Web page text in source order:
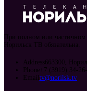
При полном или
Норильск ТВ обязательна.
Address663300,
Phone +7 (3919) 34-
Email tv@norilsk.tv